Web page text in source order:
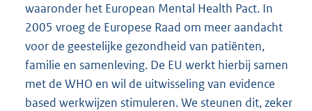
waaronder het European Mental Health Pact. In
2005 vroeg de Europese Raad om meer aandacht
voor de geestelijke gezondheid van patiënten,
familie en samenleving. De EU werkt hierbij samen
met de WHO en wil de uitwisseling van evidence
based werkwijzen stimuleren. We steunen dit, zeker